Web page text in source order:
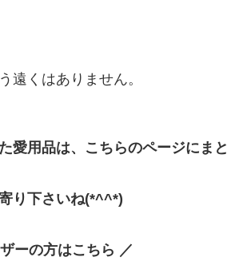
遠くはありません。
愛用品は、こちらのページにまと
り下さいね(*^^*)
ーの方はこちら ／